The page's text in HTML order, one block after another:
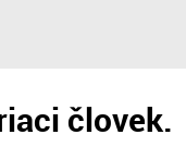
človek.